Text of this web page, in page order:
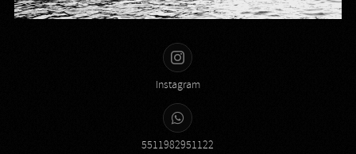
Instagram
5511982951122